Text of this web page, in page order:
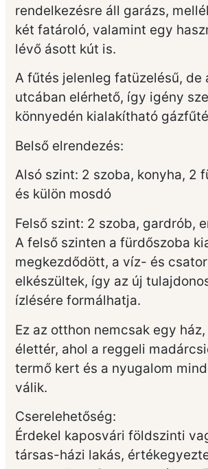
rendelkezésre áll garázs,
két fatároló, valamint egy
lévő ásott kút is.
A fűtés jelenleg fatüzelésű, de
utcában elérhető, így igény
könnyedén kialakítható
Belső elrendezés:
Alsó szint: 2 szoba, konyha, 2
és külön mosdó
Felső szint: 2 szoba, gardrób,
A felső szinten a fürdőszoba
megkezdődött, a víz- és
elkészültek, így az új
ízlésére formálhatja.
Ez az otthon nemcsak egy
élettér, ahol a reggeli
termő kert és a nyugalom
válik.
Cserelehetőség:
Érdekel kaposvári földszinti
társas-házi lakás,